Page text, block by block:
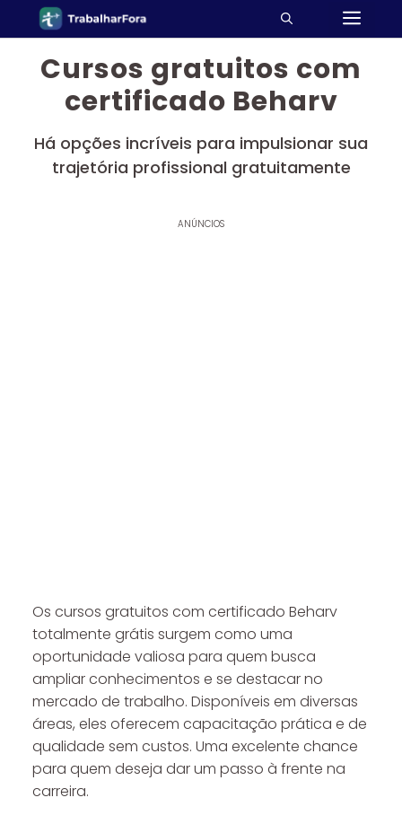
conteúdoCursos gratuitos com
certificado Beharv
Há opções incríveis para impulsionar sua
trajetória profissional gratuitamente
ANÚNCIOS
Os cursos gratuitos com certificado Beharv
totalmente grátis surgem como uma
oportunidade valiosa para quem busca
ampliar conhecimentos e se destacar no
mercado de trabalho. Disponíveis em diversas
áreas, eles oferecem capacitação prática e de
qualidade sem custos. Uma excelente chance
para quem deseja dar um passo à frente na
carreira.